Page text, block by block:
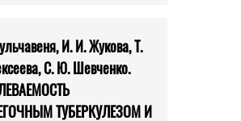
И. И. Жукова, Т.
С. Ю. Шевченко.
ТУБЕРКУЛЕЗОМ И